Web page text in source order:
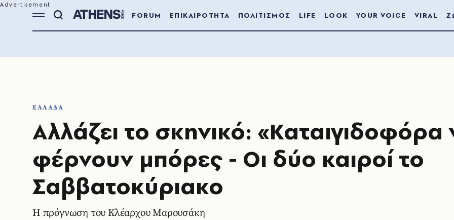
FORUM ΕΠΙΚΑΙΡΟΤΗΤΑ ΠΟΛΙΤΙΣΜΟΣ LIFE LOOK YOUR VOICE VIRAL
ΕΛΛΑΔΑ
Αλλάζει το σκηνικό:
φέρνουν μπόρες - Οι δύο καιροί το
Σαββατοκύριακο
Η πρόγνωση του Κλέαρχου Μαρουσάκη